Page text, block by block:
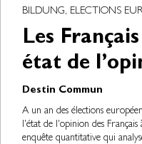
BILDUNG, ELECTIONS
Les
état de
Destin Commun
A un an des élections
l'état de l'opinion des
enquête quantitative qui